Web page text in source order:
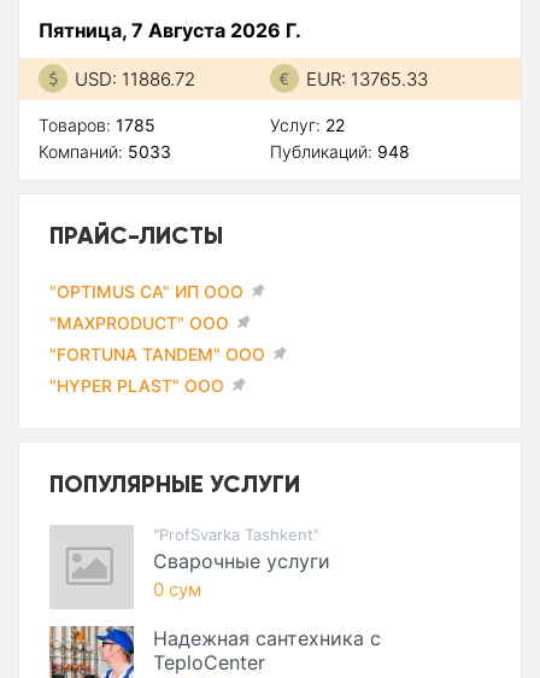
Пятница, 7 Августа 2026 Г.
USD: 11886.72 EUR: 13765.33
Товаров: 1785
Компаний: 5033
Услуг: 22
Публикаций: 948
ПРАЙС-ЛИСТЫ
"OPTIMUS CA" ИП ООО
"MAXPRODUCT" ООО
"FORTUNA TANDEM" ООО
"HYPER PLAST" ООО
ПОПУЛЯРНЫЕ УСЛУГИ
"ProfSvarka Tashkent"
Сварочные услуги
0 сум
Надежная сантехника с
TeploCenter